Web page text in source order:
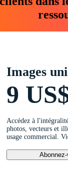
Images
9
Accédez à
photos, vecteurs et
usage commercial.